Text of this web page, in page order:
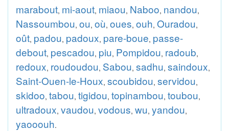
marabout, mi-aout, miaou, Naboo, nandou,
Nassoumbou, ou, où, oues, ouh, Ouradou,
oût, padou, padoux, pare-boue, passe-
debout, pescadou, piu, Pompidou, radoub,
redoux, roudoudou, Sabou, sadhu, saindoux,
Saint-Ouen-le-Houx, scoubidou, servidou,
skidoo, tabou, tigidou, topinambou, toubou,
ultradoux, vaudou, vodous, wu, yandou,
yaooouh.